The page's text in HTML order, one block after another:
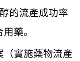
的流產成功率
藥。
（實施藥物流產